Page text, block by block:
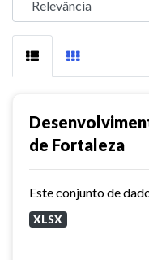
de Fortaleza
XLSX